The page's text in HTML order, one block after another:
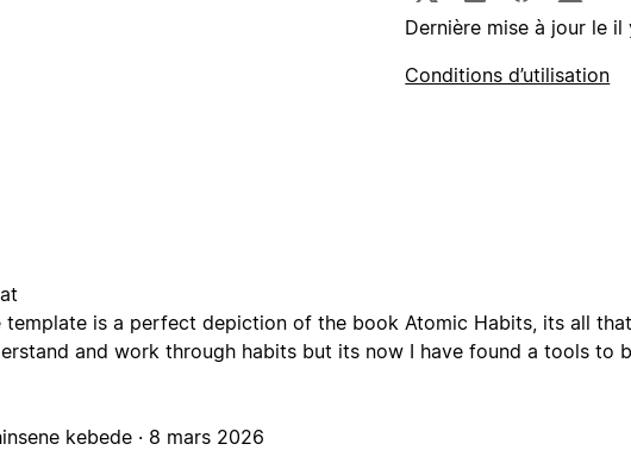
Dernière mise à jour le il
Conditions d’utilisation
template is a perfect depiction of the book Atomic Habits, its all
and work through habits but its now I have found a tools to
kebede · 8 mars 2026